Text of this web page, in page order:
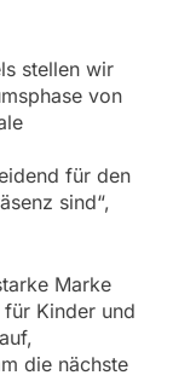
stellen wir
von
für den
sind“,
Marke
Kinder und
die nächste